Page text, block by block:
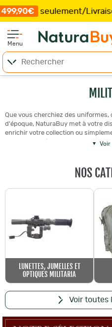
seulement/Livraison
Menu
Que vous cherchiez des uniformes,
d'époque, NaturaBuy met à votre
enrichir votre collection ou
collectionneur
première ou de la Seconde Guerre
Voir
NOS
LUNETTES, JUMELLES ET
OPTIQUES MILITARIA
Voir toutes